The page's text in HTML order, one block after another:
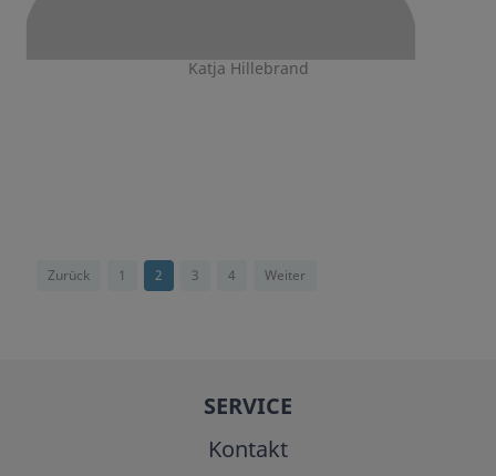
Katja Hillebrand
Zurück 1 2 3 4 Weiter
SERVICE
Kontakt